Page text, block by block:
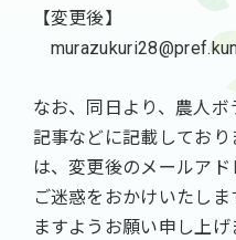
【変更後】
なお、同日より、農人
記事などに記載してお
は、変更後のメールアド
ご迷惑をおかけいたし
ますようお願い申し上げ